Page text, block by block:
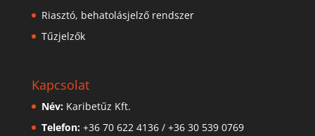
Riasztó, behatolásjelző rendszer
Tűzjelzők
Kapcsolat
Név:Karibetűz Kft.
Telefon: +36 70 622 4136/ +36 30 539 0769